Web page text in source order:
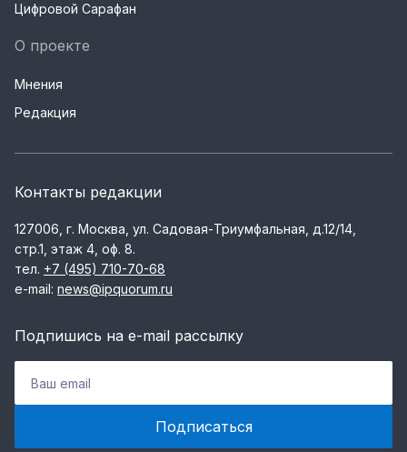
Цифровой Сарафан
О проекте
Мнения
Редакция
Контакты редакции
127006, г. Москва, ул. Садовая-Триумфальная, д.12/14,
стр.1, этаж 4, оф. 8.
тел. +7 (495) 710-70-68
e-mail: news@ipquorum.ru
Подпишись на e-mail рассылку